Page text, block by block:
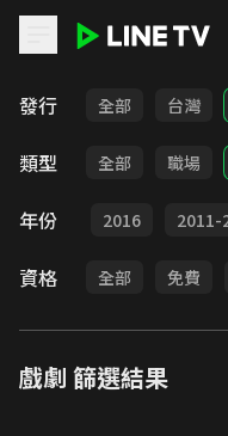
發行 全部 台灣
類型 全部 職場
年份
2017 2016 2011-
資格 全部 免費
戲劇 篩選結果